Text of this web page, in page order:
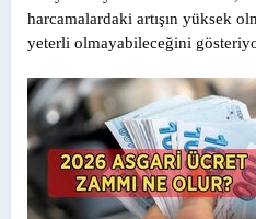
harcamalardaki artışın yüksek
yeterli olmayabileceğini